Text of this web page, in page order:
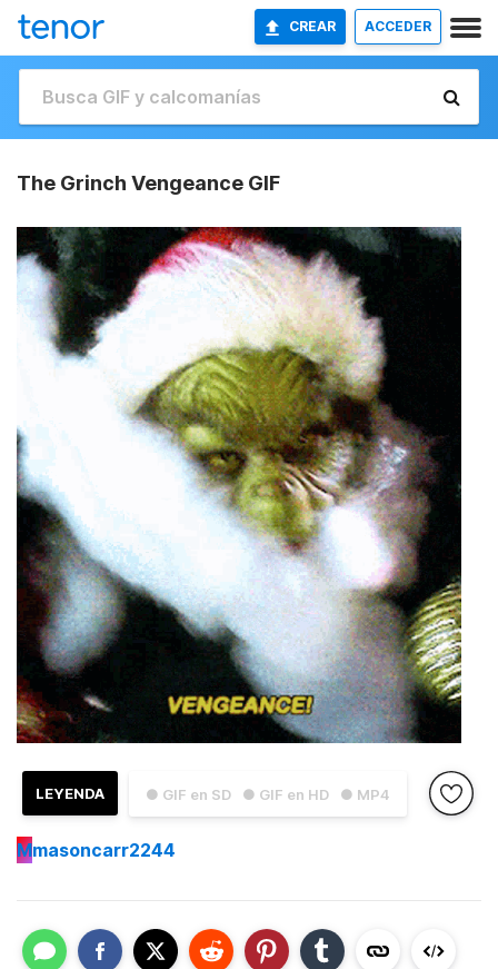
CREAR ACCEDER
The Grinch Vengeance GIF
● GIF en SD ● GIF en HD ● MP4
LEYENDA
Mmasoncarr2244